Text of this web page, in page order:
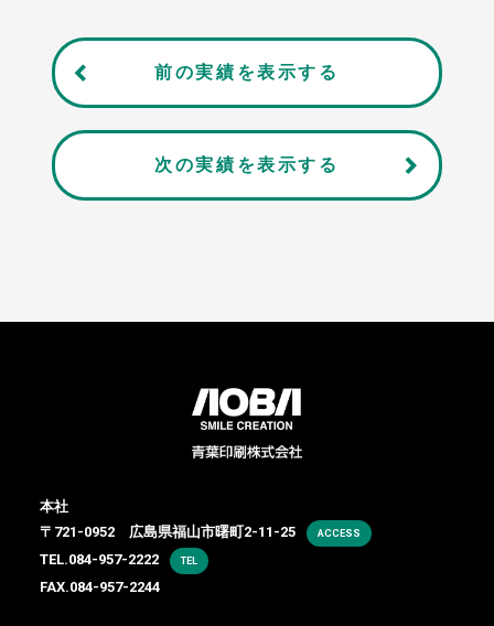
前の実績を表示する
次の実績を表示する
本社
〒721-0952 広島県福山市曙町2-11-25
ACCESS
TEL.084-957-2222 TEL
FAX.084-957-2244